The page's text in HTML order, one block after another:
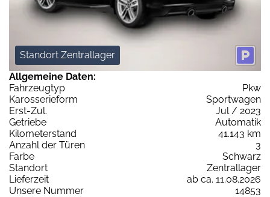
Standort Zentrallager
Allgemeine Daten:
Fahrzeugtyp
Pkw
Karosserieform
Sportwagen
Erst-Zul.
Jul / 2023
Getriebe
Automatik
Kilometerstand
41.143 km
Anzahl der Türen
3
Farbe
Schwarz
Standort
Zentrallager
Lieferzeit
ab ca. 11.08.2026
Unsere Nummer
14853